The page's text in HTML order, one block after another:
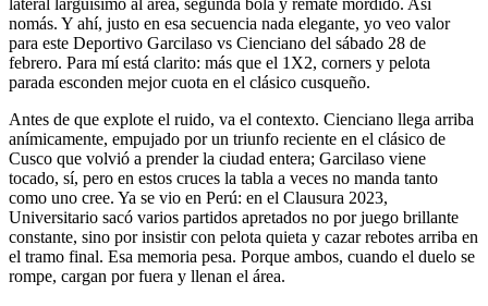
nomás. Y ahí, justo en esa secuencia nada elegante, yo veo valor
para este Deportivo Garcilaso vs Cienciano del sábado 28 de
febrero. Para mí está clarito: más que el 1X2, corners y pelota
parada esconden mejor cuota en el clásico cusqueño.
Antes de que explote el ruido, va el contexto. Cienciano llega arriba
anímicamente, empujado por un triunfo reciente en el clásico de
Cusco que volvió a prender la ciudad entera; Garcilaso viene
tocado, sí, pero en estos cruces la tabla a veces no manda tanto
como uno cree. Ya se vio en Perú: en el Clausura 2023,
Universitario sacó varios partidos apretados no por juego brillante
constante, sino por insistir con pelota quieta y cazar rebotes arriba en
el tramo final. Esa memoria pesa. Porque ambos, cuando el duelo se
rompe, cargan por fuera y llenan el área.